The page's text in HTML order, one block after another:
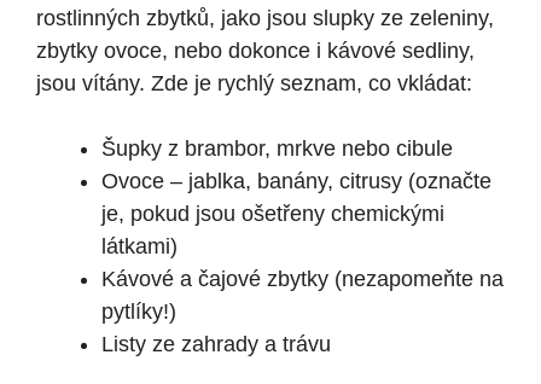
rostlinných zbytků, jako jsou slupky ze zeleniny,
zbytky ovoce, nebo dokonce i kávové sedliny,
jsou vítány. Zde je rychlý seznam, co vkládat:
Šupky z brambor, mrkve nebo cibule
Ovoce – jablka, banány, citrusy (označte
je, pokud jsou ošetřeny chemickými
látkami)
Kávové a čajové zbytky (nezapomeňte na
pytlíky!)
Listy ze zahrady a trávu